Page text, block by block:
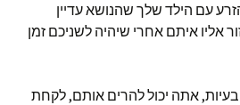
עם הילד שלך שהנושא עדיין
אליו איתם אחרי שיהיה לשניכם זמן
אתה יכול להרים אותם, לקחת